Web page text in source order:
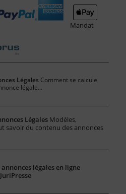
Mandat
Légales Comment se calcule
légale...
Légales Modèles,
savoir du contenu des annonces
légales en ligne